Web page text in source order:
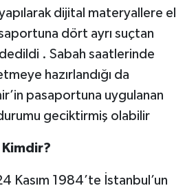
dijital materyallere el
dört ayrı suçtan
. Sabah saatlerinde
hazırlandığı da
pasaportuna uygulanan
durumu geciktirmiş olabilir
Kasım 1984’te İstanbul’un